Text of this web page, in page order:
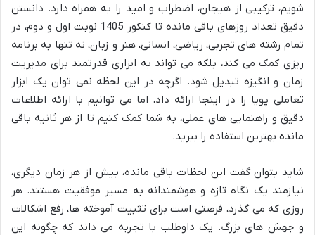
شویم، ترکیبی از هیجان، اضطراب و امید را به همراه دارد. دانستن
دقیق تعداد روزهای باقی مانده تا کنکور 1405 نوبت اول و دوم، در
تمام رشته های تجربی، ریاضی، انسانی، هنر و زبان، نه تنها به برنامه
ریزی کمک می کند، بلکه می تواند به ابزاری قدرتمند برای مدیریت
زمان و انگیزه تبدیل شود. اگرچه در این لحظه نمی توان یک ابزار
تعاملی پویا را در اینجا ارائه داد، اما می توانیم با ارائه اطلاعات
دقیق و راهنمایی های عملی، به شما کمک کنیم تا از هر ثانیه باقی
مانده بهترین استفاده را ببرید.
شاید بتوان گفت این لحظات باقی مانده، بیش از هر زمان دیگری،
نیازمند یک نگاه تازه و هوشمندانه به مسیر موفقیت هستند. هر
روزی که می گذرد، فرصتی است برای تثبیت آموخته ها، رفع اشکالات
و جهش های بزرگ. یک داوطلب با تجربه می داند که چگونه این